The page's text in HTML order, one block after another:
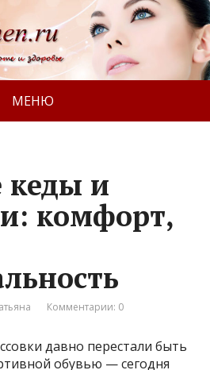
МЕНЮ
и
комфорт,
Комментарии: 0
давно перестали быть
обувью — сегодня